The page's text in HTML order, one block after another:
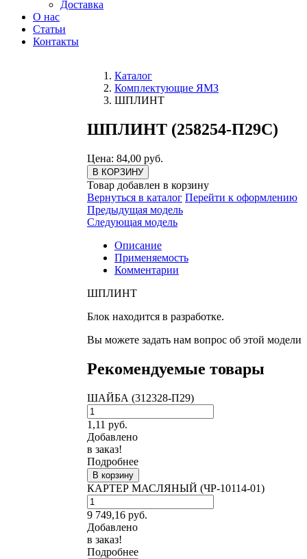
Доставка
О нас
Статьи
Контакты
Каталог
Комплектующие ЯМЗ
ШПЛИНТ
ШПЛИНТ (258254-П29С)
Цена: 84,00 руб.
В КОРЗИНУ
Товар добавлен в корзину
Вернуться в каталог Перейти к оформлению
Предыдущая модель
Следующая модель
Описание
Применяемость
Комментарии
ШПЛИНТ
Блок находится в разработке.
Вы можете задать нам вопрос об этой модели
Рекомендуемые товары
ШАЙБА (312328-П29)
1,11 руб.
Добавлено
в заказ!
Подробнее
В корзину
КАРТЕР МАСЛЯНЫЙ (ЧР-10114-01)
9 749,16 руб.
Добавлено
в заказ!
Подробнее